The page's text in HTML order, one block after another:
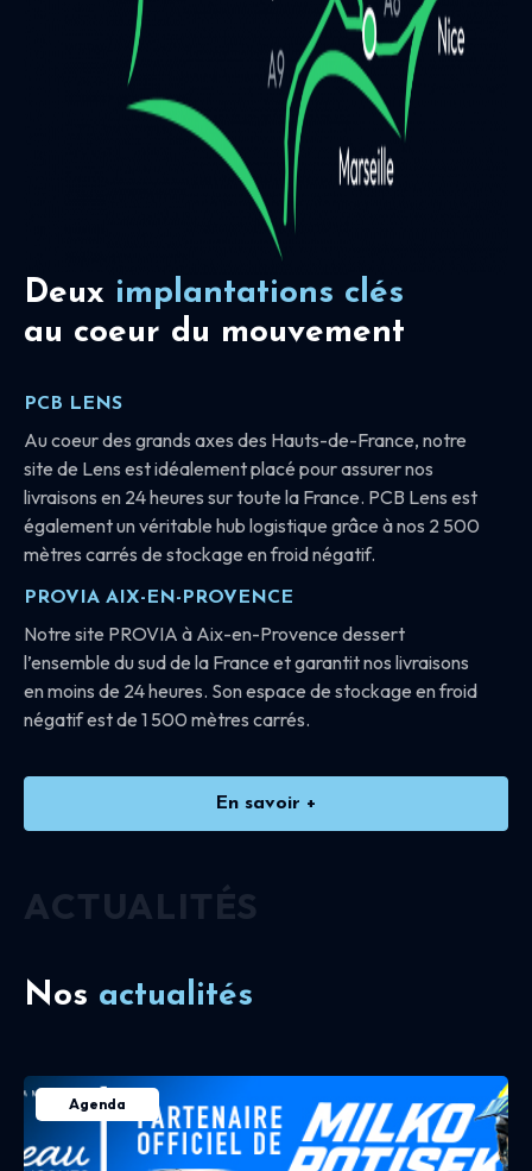
Deux implantations clés
au coeur du mouvement
PCB LENS
Au coeur des grands axes des Hauts-de-France, notre
site de Lens est idéalement placé pour assurer nos
livraisons en 24 heures sur toute la France. PCB Lens est
également un véritable hub logistique grâce à nos 2 500
mètres carrés de stockage en froid négatif.
PROVIA AIX-EN-PROVENCE
Notre site PROVIA à Aix-en-Provence dessert
l’ensemble du sud de la France et garantit nos livraisons
en moins de 24 heures. Son espace de stockage en froid
négatif est de 1 500 mètres carrés.
En savoir +
ACTUALITÉS
Nos actualités
Agenda